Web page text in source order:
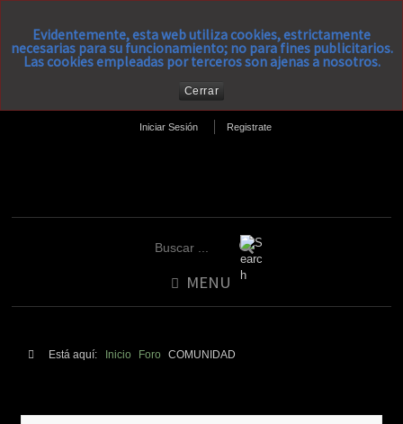
Evidentemente, esta web utiliza cookies, estrictamente
necesarias para su funcionamiento; no para fines publicitarios.
Las cookies empleadas por terceros son ajenas a nosotros.
Cerrar
Iniciar Sesión Registrate
MENU
Está aquí: Inicio Foro COMUNIDAD